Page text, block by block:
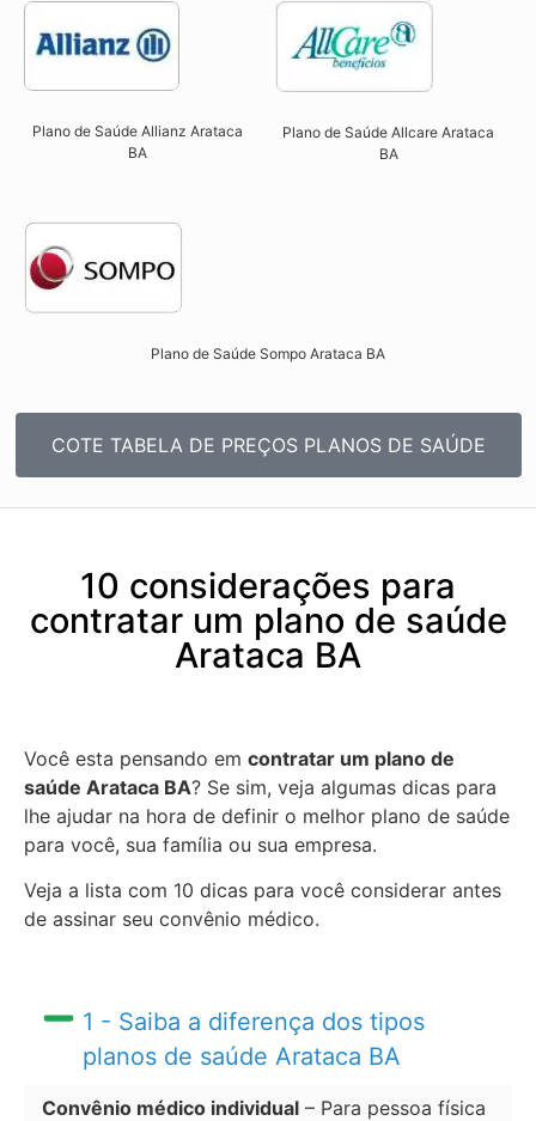
Plano de Saúde Allianz Arataca
BA​
Plano de Saúde Allcare Arataca
BA​
Plano de Saúde Sompo Arataca BA​
COTE TABELA DE PREÇOS PLANOS DE SAÚDE
10 considerações para
contratar um plano de saúde
Arataca BA
Você esta pensando em contratar um plano de
saúde Arataca BA? Se sim, veja algumas dicas para
lhe ajudar na hora de definir o melhor plano de saúde
para você, sua família ou sua empresa.
Veja a lista com 10 dicas para você considerar antes
de assinar seu convênio médico.
1 - Saiba a diferença dos tipos
planos de saúde Arataca BA
Convênio médico individual – Para pessoa física